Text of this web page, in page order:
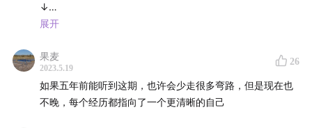
↓
找到感兴趣的职业领域
↓
识别对应领域（具体工作）所需天赋
①查资料调研
②询问前辈“这份工作有哪些可迁移的技能”
展开
果麦
2023.5.19
26
如果五年前能听到这期，也许会少走很多弯路，但是现在也
不晚，每个经历都指向了一个更清晰的自己